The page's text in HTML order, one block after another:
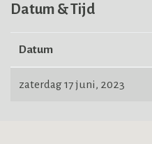
Datum & Tijd
Datum
zaterdag 17 juni, 2023